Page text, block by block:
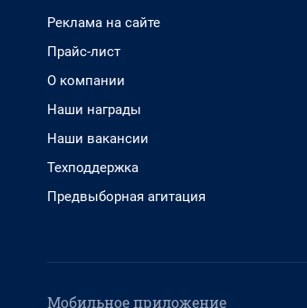
Реклама на сайте
Прайс-лист
О компании
Наши награды
Наши вакансии
Техподдержка
Предвыборная агитация
Мобильное приложение